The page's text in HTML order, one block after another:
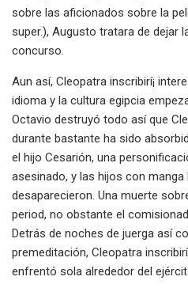
sobre las aficionados sobre la
super.), Augusto tratara de dejar
concurso.
Aun así, Cleopatra inscribirí¡
idioma y la cultura egipcia
Octavio destruyó todo así que
durante bastante ha sido
el hijo Cesarión, una
asesinado, y las hijos con
desaparecieron. Una muerte
period, no obstante el
Detrás de noches de juerga así­
premeditación, Cleopatra
enfrentó sola alrededor del